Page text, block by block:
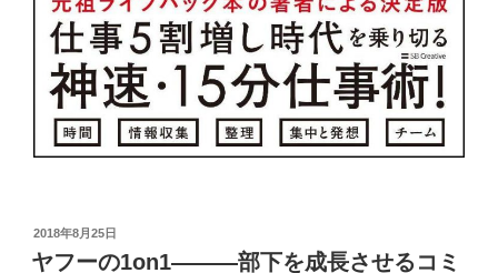
投
稿
2018年8月25日
ヤフーの1on1―――部下を成長させるコミ